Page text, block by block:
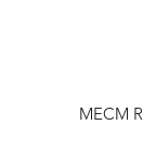
MECM